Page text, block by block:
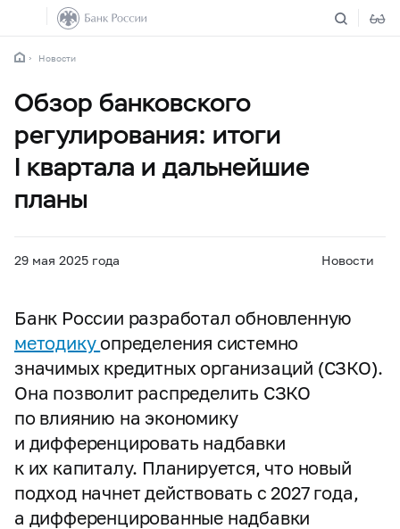
Новости
Обзор банковского
регулирования: итоги
I квартала и дальнейшие
планы
29 мая 2025 года Новости
Банк России разработал обновленную
методику определения системно
значимых кредитных организаций (СЗКО).
Она позволит распределить СЗКО
по влиянию на экономику
и дифференцировать надбавки
к их капиталу. Планируется, что новый
подход начнет действовать с 2027 года,
а дифференцированные надбавки